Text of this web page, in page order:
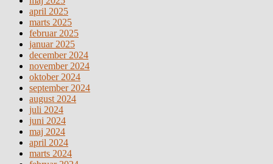
april 2025
marts 2025
februar 2025
januar 2025
december 2024
november 2024
oktober 2024
september 2024
august 2024
juli 2024
juni 2024
maj 2024
april 2024
marts 2024